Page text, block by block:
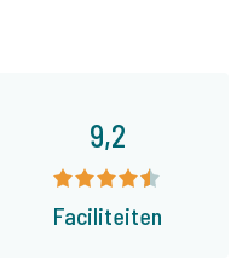
9,2
Faciliteiten